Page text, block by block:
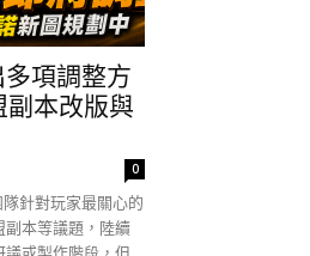
多項調整方
副本改版與
0
針對玩家最關心的
本等議題，陸續